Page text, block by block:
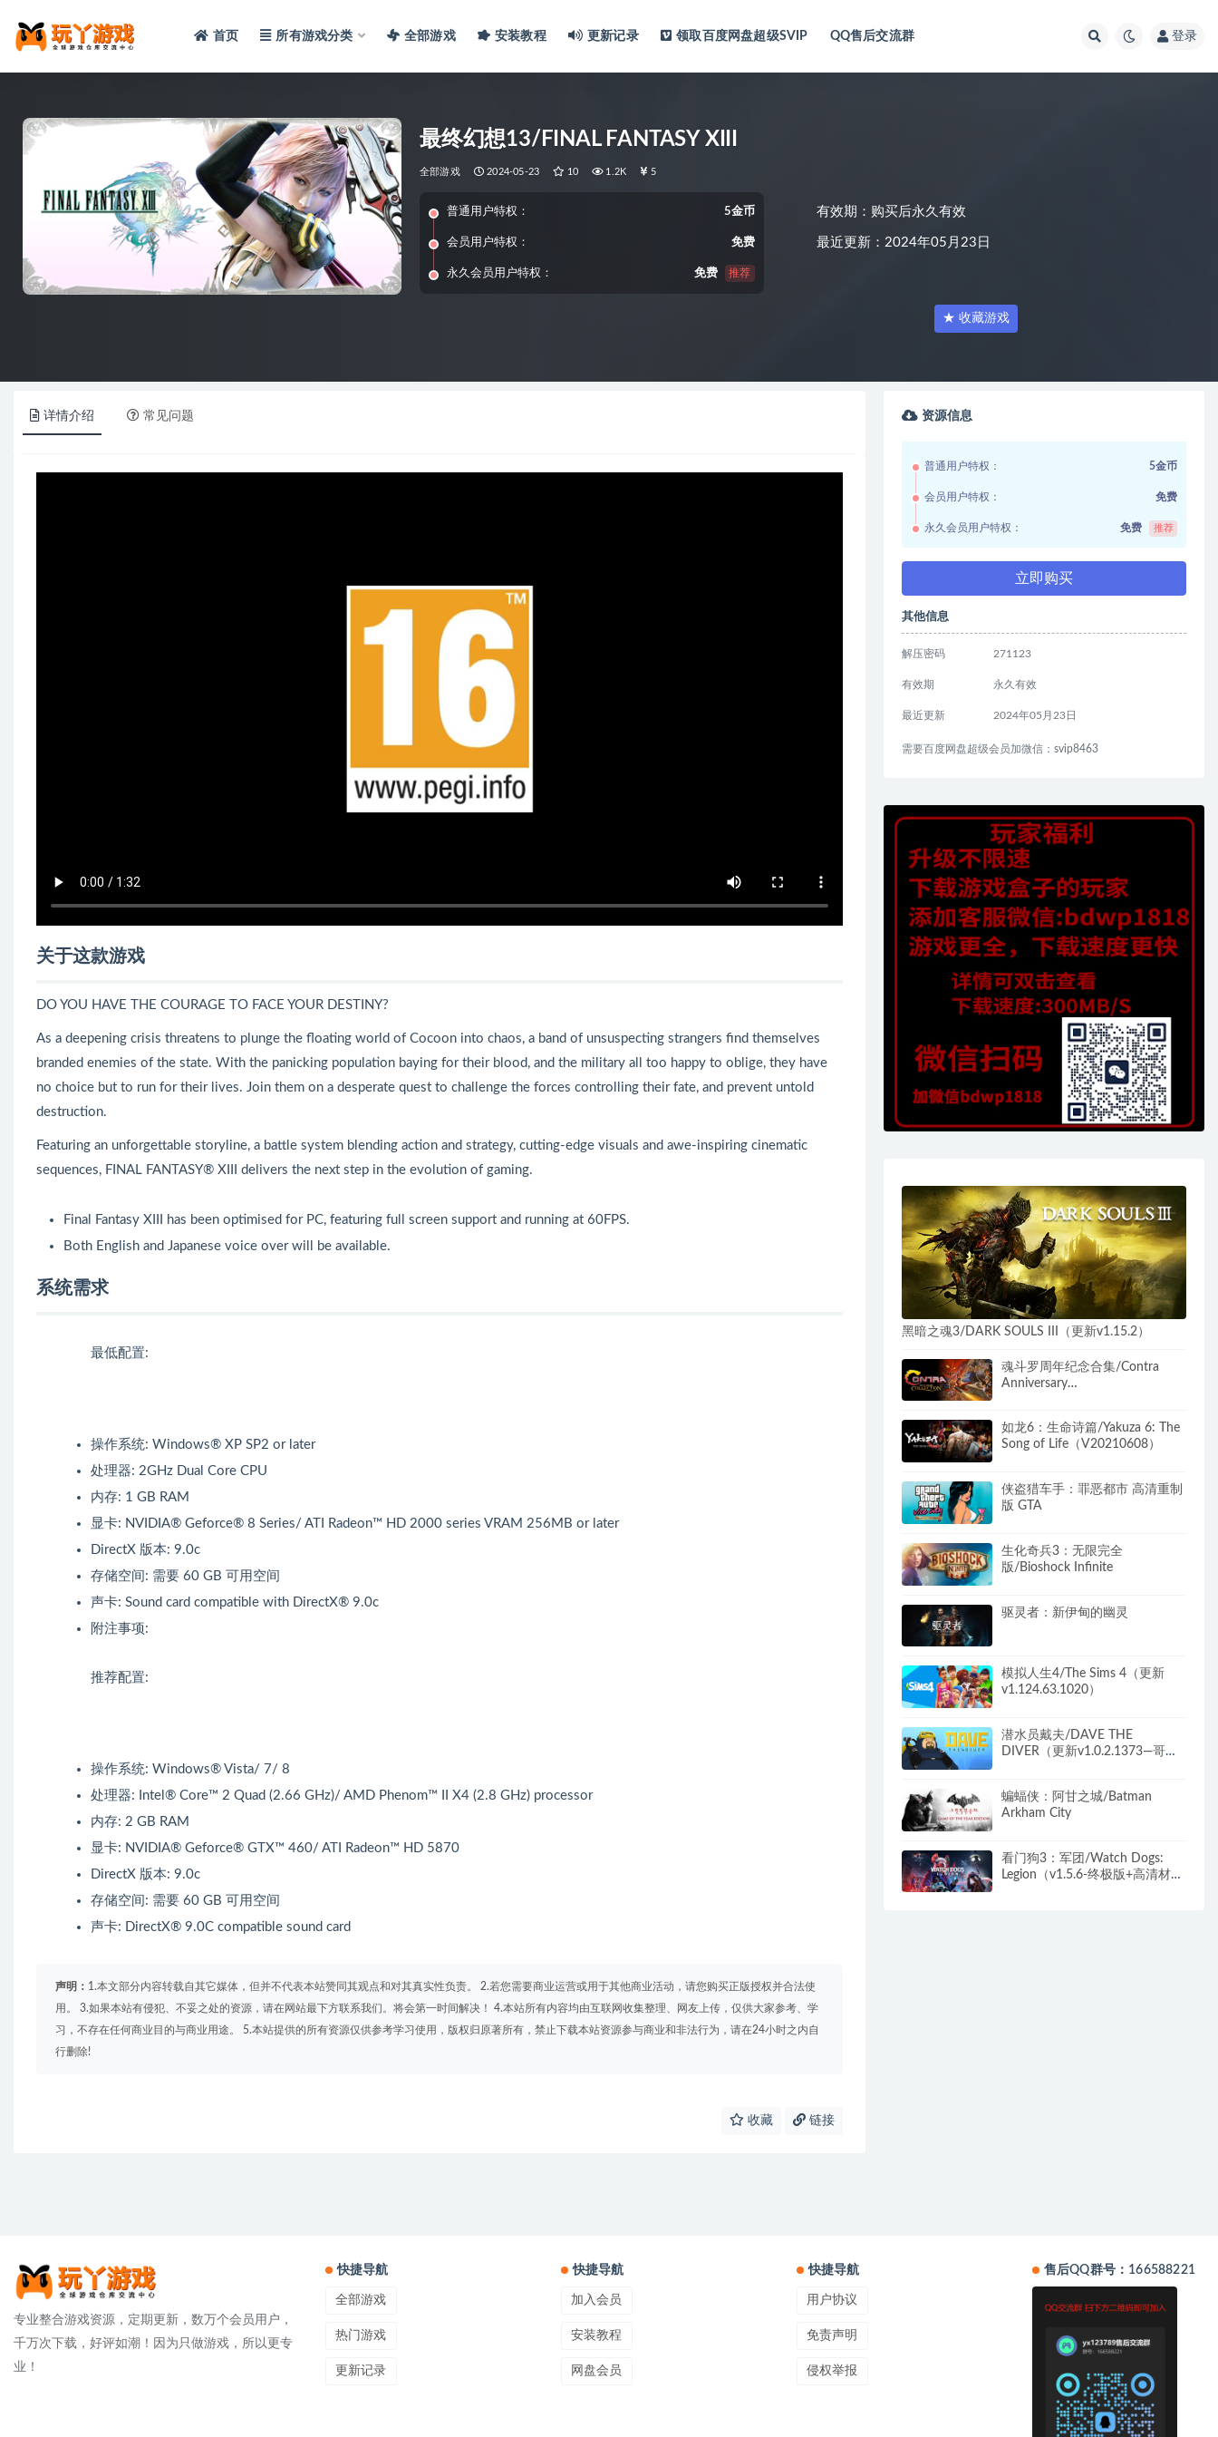
首页 所有游戏分类 全部游戏 安装教程 更新记录 领取百度网盘超级SVIP QQ售后交流群 登录
最终幻想13/FINAL FANTASY XIII
全部游戏 2024-05-23 10 1.2K 5
普通用户特权： 5金币
会员用户特权： 免费
永久会员用户特权： 免费 推荐
有效期：购买后永久有效
最近更新：2024年05月23日
★ 收藏游戏
详情介绍 常见问题
关于这款游戏
DO YOU HAVE THE COURAGE TO FACE YOUR DESTINY?
As a deepening crisis threatens to plunge the floating world of Cocoon into chaos, a band of unsuspecting strangers find themselves
branded enemies of the state. With the panicking population baying for their blood, and the military all too happy to oblige, they have
no choice but to run for their lives. Join them on a desperate quest to challenge the forces controlling their fate, and prevent untold
destruction.
Featuring an unforgettable storyline, a battle system blending action and strategy, cutting-edge visuals and awe-inspiring cinematic
sequences, FINAL FANTASY® XIII delivers the next step in the evolution of gaming.
Final Fantasy XIII has been optimised for PC, featuring full screen support and running at 60FPS.
Both English and Japanese voice over will be available.
系统需求
最低配置:
操作系统: Windows® XP SP2 or later
处理器: 2GHz Dual Core CPU
内存: 1 GB RAM
显卡: NVIDIA® Geforce® 8 Series/ ATI Radeon™ HD 2000 series VRAM 256MB or later
DirectX 版本: 9.0c
存储空间: 需要 60 GB 可用空间
声卡: Sound card compatible with DirectX® 9.0c
附注事项:
推荐配置:
操作系统: Windows® Vista/ 7/ 8
处理器: Intel® Core™ 2 Quad (2.66 GHz)/ AMD Phenom™ II X4 (2.8 GHz) processor
内存: 2 GB RAM
显卡: NVIDIA® Geforce® GTX™ 460/ ATI Radeon™ HD 5870
DirectX 版本: 9.0c
存储空间: 需要 60 GB 可用空间
声卡: DirectX® 9.0C compatible sound card
声明： 1.本文部分内容转载自其它媒体，但并不代表本站赞同其观点和对其真实性负责。 2.若您需要商业运营或用于其他商业活动，请您购买正版授权并合法使
用。 3.如果本站有侵犯、不妥之处的资源，请在网站最下方联系我们。将会第一时间解决！ 4.本站所有内容均由互联网收集整理、网友上传，仅供大家参考、学
习，不存在任何商业目的与商业用途。 5.本站提供的所有资源仅供参考学习使用，版权归原著所有，禁止下载本站资源参与商业和非法行为，请在24小时之内自
行删除!
收藏 链接
资源信息
普通用户特权： 5金币
会员用户特权： 免费
永久会员用户特权： 免费 推荐
立即购买
其他信息
解压密码 271123
有效期 永久有效
最近更新 2024年05月23日
需要百度网盘超级会员加微信：svip8463
黑暗之魂3/DARK SOULS III（更新v1.15.2）
魂斗罗周年纪念合集/Contra
Anniversary
如龙6：生命诗篇/Yakuza 6: The
Song of Life（V20210608）
侠盗猎车手：罪恶都市 高清重制
版 GTA
生化奇兵3：无限完全
版/Bioshock Infinite
驱灵者：新伊甸的幽灵
模拟人生4/The Sims 4（更新
v1.124.63.1020）
潜水员戴夫/DAVE THE
DIVER（更新v1.0.2.1373—哥斯
蝙蝠侠：阿甘之城/Batman
Arkham City
看门狗3：军团/Watch Dogs:
Legion（v1.5.6-终极版+高清材质
专业整合游戏资源，定期更新，数万个会员用户，
千万次下载，好评如潮！因为只做游戏，所以更专
业！
快捷导航
全部游戏
热门游戏
更新记录
快捷导航
加入会员
安装教程
网盘会员
快捷导航
用户协议
免责声明
侵权举报
售后QQ群号：166588221